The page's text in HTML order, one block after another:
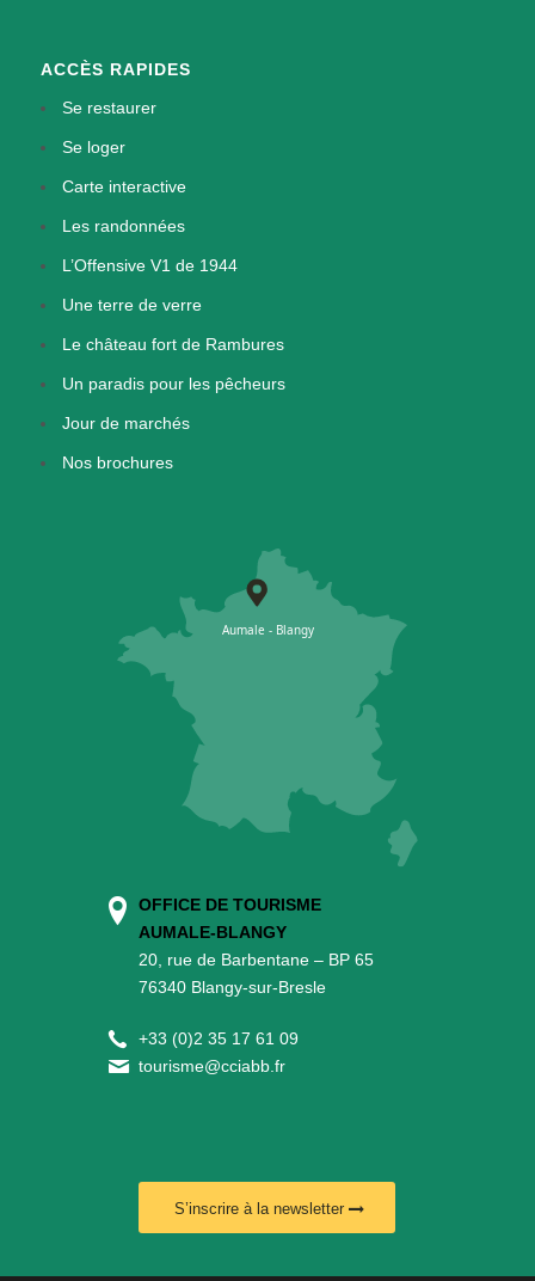
ACCÈS RAPIDES
Se restaurer
Se loger
Carte interactive
Les randonnées
L’Offensive V1 de 1944
Une terre de verre
Le château fort de Rambures
Un paradis pour les pêcheurs
Jour de marchés
Nos brochures
OFFICE DE TOURISME
AUMALE-BLANGY
20, rue de Barbentane – BP 65
76340 Blangy-sur-Bresle
+33 (0)2 35 17 61 09
tourisme@cciabb.fr
S’inscrire à la newsletter